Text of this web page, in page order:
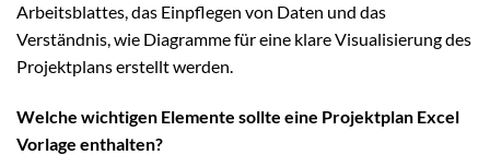
Arbeitsblattes, das Einpflegen von Daten und das
Verständnis, wie Diagramme für eine klare Visualisierung des
Projektplans erstellt werden.
Welche wichtigen Elemente sollte eine Projektplan Excel
Vorlage enthalten?